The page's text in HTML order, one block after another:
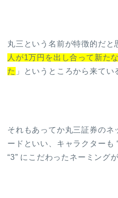
丸三という名前が特徴的だと
人が1万円を出し合って新た
た 」というところから来てい
それもあってか丸三証券のネ
ードといい、キャラクターも
“3” にこだわったネーミング